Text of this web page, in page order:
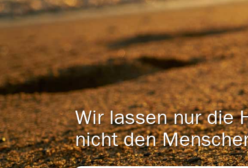
Wir lassen nur die
nicht den